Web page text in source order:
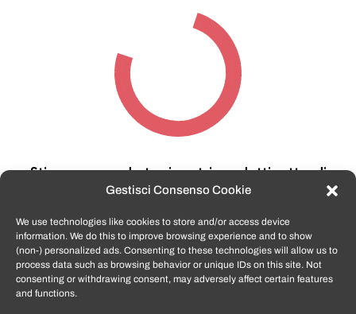
Gestisci Consenso Cookie
We use technologies like cookies to store and/or access device
information. We do this to improve browsing experience and to show
(non-) personalized ads. Consenting to these technologies will allow us to
process data such as browsing behavior or unique IDs on this site. Not
consenting or withdrawing consent, may adversely affect certain features
and functions.
Stiamo cercando tra i nostri prodotti, attendi
qualche secondo…
TomatoSmartphone.itè lo shop n.1 in italia per
smartphone ricondizionati garantiti e certificati
di tutte le marche,APPLE, SAMSUNG, HUAWEI,
ONEPLUS, XIAOMI e tanto altro